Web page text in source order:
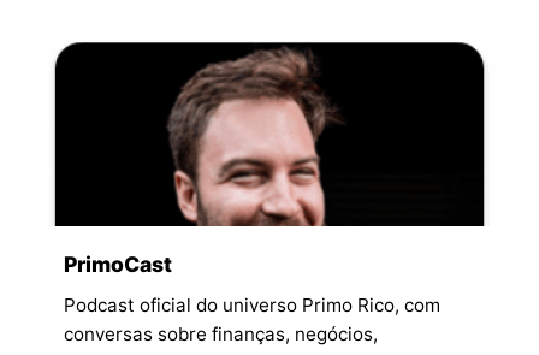
PrimoCast
Podcast oficial do universo Primo Rico, com
conversas sobre finanças, negócios,